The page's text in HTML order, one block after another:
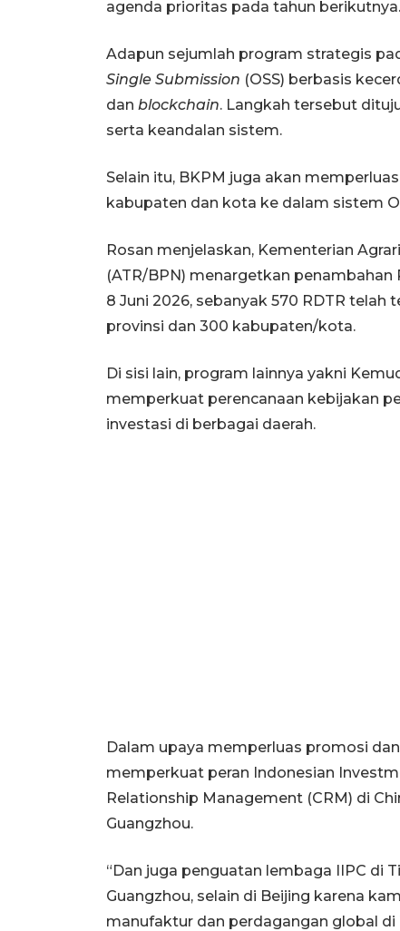
agenda prioritas pada tahun berikutnya.
Adapun sejumlah program strategis
Single Submission (OSS) berbasis
dan blockchain. Langkah tersebut
serta keandalan sistem.
Selain itu, BKPM juga akan
kabupaten dan kota ke dalam sistem
Rosan menjelaskan, Kementerian
(ATR/BPN) menargetkan
8 Juni 2026, sebanyak 570 RDTR
provinsi dan 300 kabupaten/kota.
Di sisi lain, program lainnya yakni
memperkuat perencanaan kebijakan
investasi di berbagai daerah.
Dalam upaya memperluas promosi
memperkuat peran Indonesian
Relationship Management (CRM) di
Guangzhou.
“Dan juga penguatan lembaga IIPC di
Guangzhou, selain di Beijing karena
manufaktur dan perdagangan global